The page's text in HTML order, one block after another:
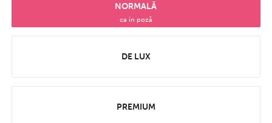
NORMALĂ
ca în poză
DE LUX
PREMIUM